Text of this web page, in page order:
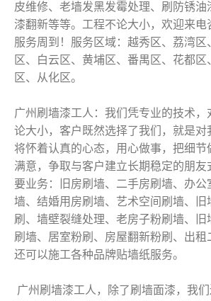
皮维修、老墙发黑发霉处理、刷防锈油
漆翻新等等。工程不论大小，欢迎来电
服务周到！服务区域：越秀区、荔湾区
区、白云区、黄埔区、番禺区、花都
区、从化区。
广州刷墙漆工人：我们凭专业的技术，
论大小，客户既然选择了我们，就是对
将怀着认真的心态，用心做事，把细节
满意，争取与客户建立长期稳定的朋友
要业务：旧房刷墙、二手房刷墙、办公
墙、结婚用房刷墙、艺术空间刷墙、旧
刷、墙壁裂缝处理、老房子粉刷墙、旧
刷墙、居室粉刷、房屋翻新粉刷、出租
还可以施工各种品牌贴墙纸服务。
广州刷墙漆工人，除了刷墙面漆，我